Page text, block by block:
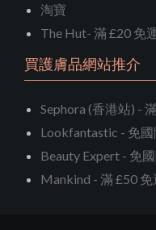
淘寶
The Hut- 滿 £20 免
買護膚品網站推介
Sephora (香港站) -
Lookfantastic - 免
Beauty Expert - 免
Mankind - 滿 £50 免